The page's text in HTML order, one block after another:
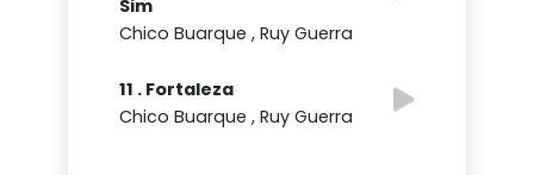
Sim
Chico Buarque , Ruy Guerra
11 . Fortaleza
Chico Buarque , Ruy Guerra